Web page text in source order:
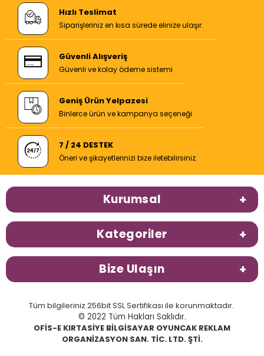
Hızlı Teslimat
Siparişleriniz en kısa sürede elinize ulaşır.
Güvenli Alışveriş
Güvenli ve kolay ödeme sistemi
Geniş Ürün Yelpazesi
Binlerce ürün ve kampanya seçeneği
7 / 24 DESTEK
Öneri ve şikayetlerinizi bize iletebilirsiniz.
Kurumsal
Kategoriler
Bize Ulaşın
Tüm bilgileriniz 256bit SSL Sertifikası ile korunmaktadır.
© 2022 Tüm Hakları Saklıdır.
OFİS-E KIRTASİYE BİLGİSAYAR OYUNCAK REKLAM
ORGANİZASYON SAN. TİC. LTD. ŞTİ.